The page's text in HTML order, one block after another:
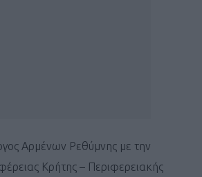
Αρμένων Ρεθύμνης με την
Κρήτης – Περιφερειακής